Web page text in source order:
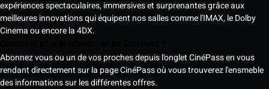
expériences spectaculaires, immersives et surprenantes grâce aux
meilleures innovations qui équipent nos salles comme l'IMAX, le Dolby
Cinema ou encore la 4DX.
Abonnez vous ou un de vos proches depuis l'onglet CinéPass en vous
rendant directement sur la page CinéPass où vous trouverez l'ensmeble
des informations sur les différentes offres.